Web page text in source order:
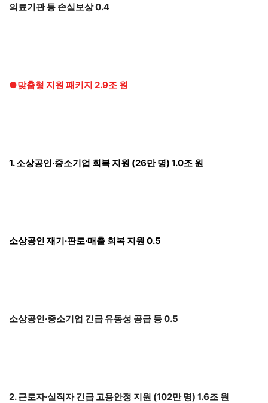
의료기관 등 손실보상 0.4
●맞춤형 지원 패키지 2.9조 원
1. 소상공인·중소기업 회복 지원 (26만 명) 1.0조 원
소상공인 재기·판로·매출 회복 지원 0.5
소상공인·중소기업 긴급 유동성 공급 등 0.5
2. 근로자·실직자 긴급 고용안정 지원 (102만 명) 1.6조 원